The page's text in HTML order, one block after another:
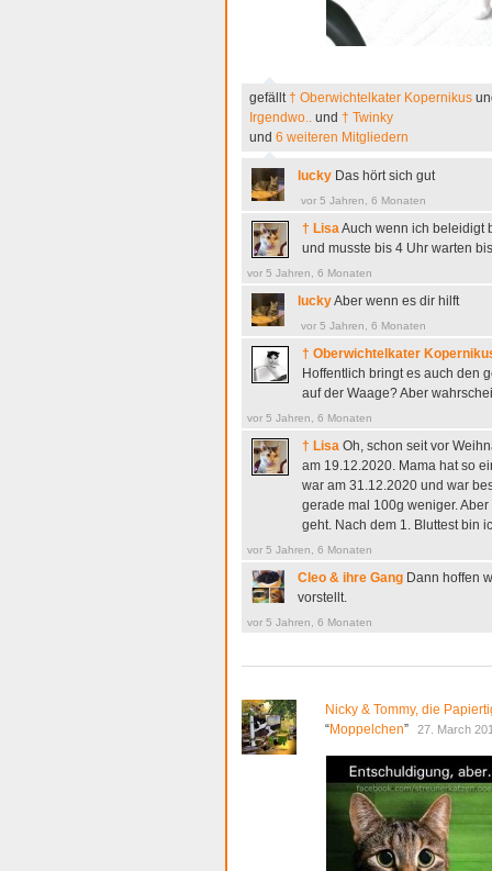
gefällt † Oberwichtelkater Kopernikus
Irgendwo..
und † Twinky
und 6 weiteren Mitgliedern
lucky Das hört sich gut
vor 5 Jahren, 6 Monaten
† Lisa Auch wenn ich beleidigt
und musste bis 4 Uhr warten
vor 5 Jahren, 6 Monaten
luckyAber wenn es dir hilft
vor 5 Jahren, 6 Monaten
† Oberwichtelkater
Hoffentlich bringt es auch den
auf der Waage? Aber
vor 5 Jahren, 6 Monaten
† Lisa Oh, schon seit vor
am 19.12.2020. Mama hat so
war am 31.12.2020 und war
gerade mal 100g weniger.
geht. Nach dem 1. Bluttest bin
vor 5 Jahren, 6 Monaten
Cleo & ihre Gang Dann hoffen
vorstellt.
vor 5 Jahren, 6 Monaten
Nicky & Tommy, die
“Moppelchen” 27. March